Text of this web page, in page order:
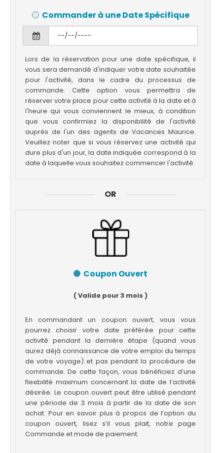
Commander à une Date Spécifique
Lors de la réservation pour une date spécifique, il
vous sera demandé d'indiquer votre date souhaitée
pour l'activité, dans le cadre du processus de
commande. Cette option vous permettra de
réserver votre place pour cette activité à la date et à
l'heure qui vous conviennent le mieux, à condition
que vous confirmiez la disponibilité de l'activité
auprès de l'un des agents de Vacances Maurice.
Veuillez noter que si vous réservez une activité qui
dure plus d'un jour, la date indiquée correspond à la
date à laquelle vous souhaitez commencer l'activité.
OR
Coupon Ouvert
( Valide pour 3 mois )
En commandant un coupon ouvert, vous vous
pourrez choisir votre date préférée pour cette
activité pendant la dernière étape (quand vous
aurez déjà connaissance de votre emploi du temps
de votre voyage) et pas pendant la procédure de
commande. De cette façon, vous bénéficiez d’une
flexibilité maximum concernant la date de l’activité
désirée. Le coupon ouvert peut être utilisé pendant
une période de 3 mois à partir de la date de son
achat. Pour en savoir plus à propos de l’option du
coupon ouvert, lisez s’il vous plait, notre page
Commande et mode de paiement.